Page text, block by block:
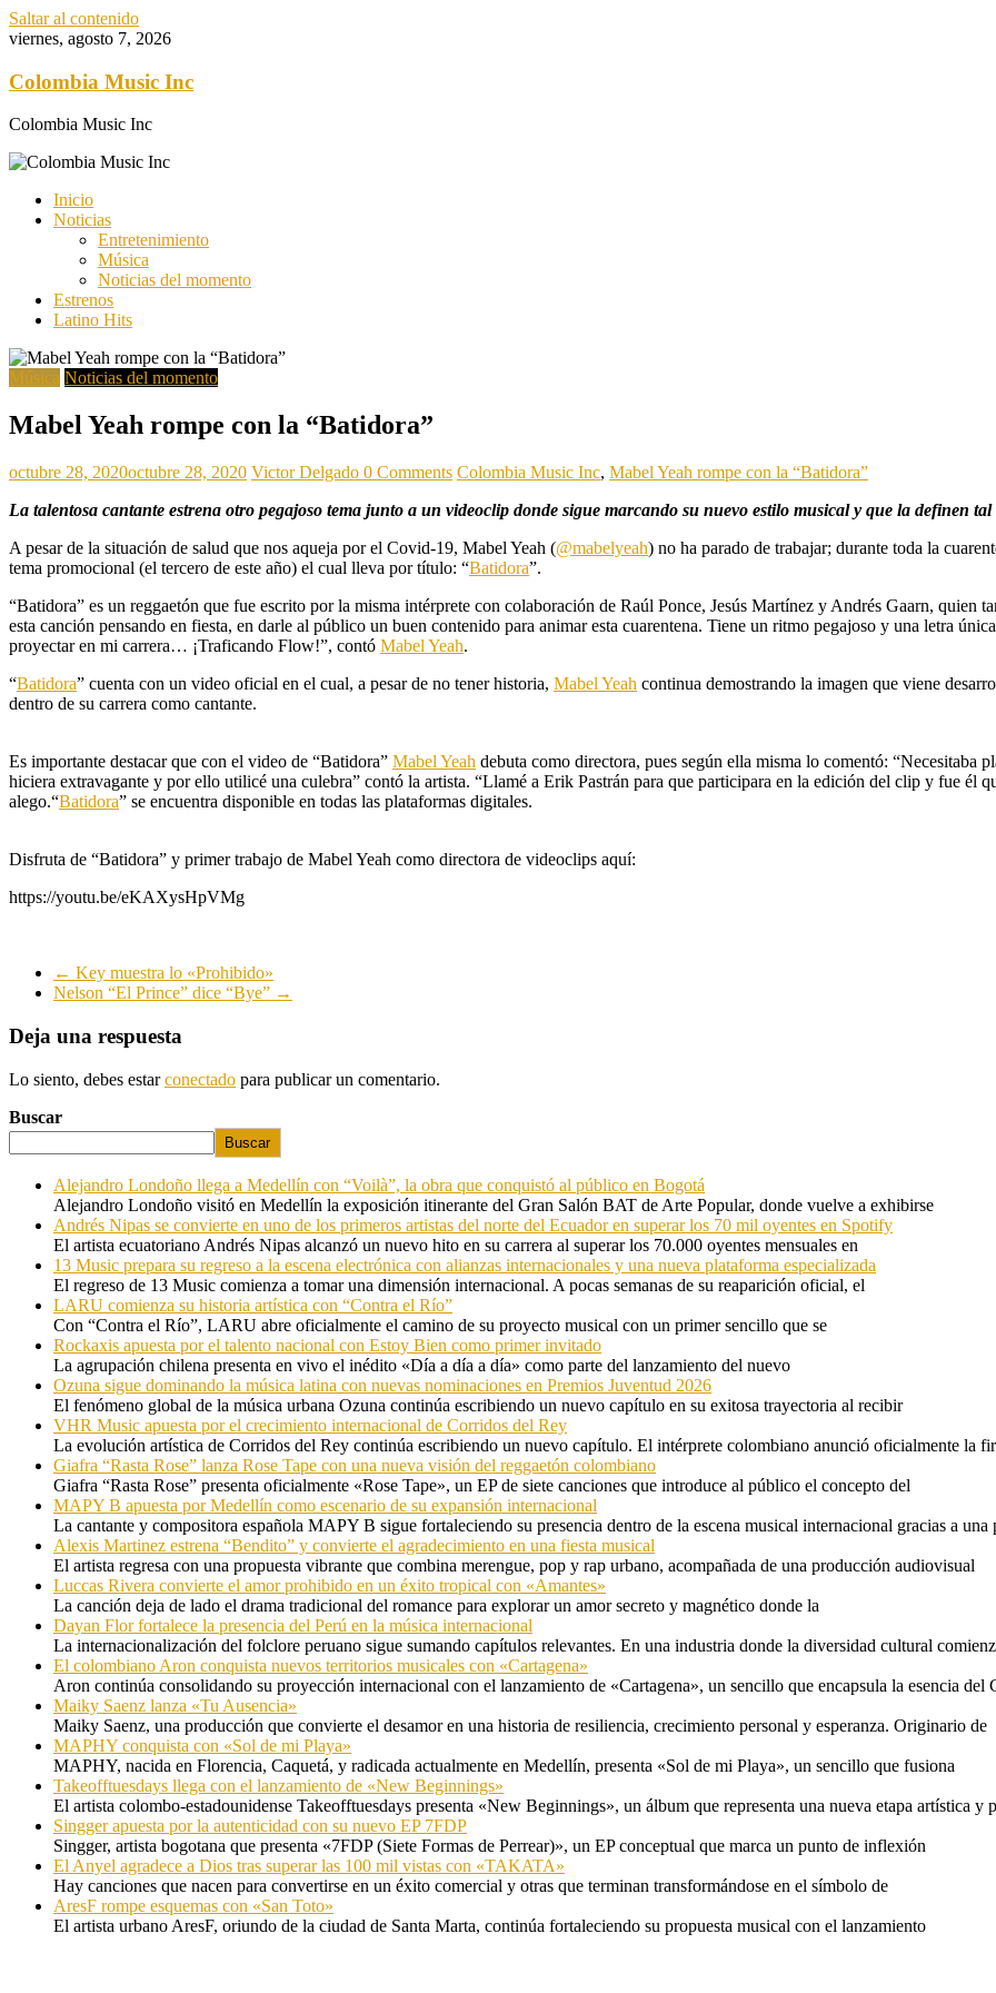
Saltar al contenido
viernes, agosto 7, 2026
Colombia Music Inc
Colombia Music Inc
Inicio
Noticias
Entretenimiento
Música
Noticias del momento
Estrenos
Latino Hits
Música Noticias del momento
Mabel Yeah rompe con la “Batidora”
octubre 28, 2020octubre 28, 2020 Victor Delgado 0 Comments Colombia Music Inc, Mabel Yeah rompe con la “Batidora”
La talentosa cantante estrena otro pegajoso tema junto a un videoclip donde sigue marcando su nuevo estilo musical y que la definen tal
A pesar de la situación de salud que nos aqueja por el Covid-19, Mabel Yeah (@mabelyeah) no ha parado de trabajar; durante toda la
tema promocional (el tercero de este año) el cual lleva por título: “Batidora”.
“Batidora” es un reggaetón que fue escrito por la misma intérprete con colaboración de Raúl Ponce, Jesús Martínez y Andrés Gaarn,
esta canción pensando en fiesta, en darle al público un buen contenido para animar esta cuarentena. Tiene un ritmo pegajoso y una letra
proyectar en mi carrera… ¡Traficando Flow!”, contó Mabel Yeah.
“Batidora” cuenta con un video oficial en el cual, a pesar de no tener historia, Mabel Yeah continua demostrando la imagen que viene
dentro de su carrera como cantante.
Es importante destacar que con el video de “Batidora” Mabel Yeah debuta como directora, pues según ella misma lo comentó:
hiciera extravagante y por ello utilicé una culebra” contó la artista. “Llamé a Erik Pastrán para que participara en la edición del clip y fue él
alego.“Batidora” se encuentra disponible en todas las plataformas digitales.
Disfruta de “Batidora” y primer trabajo de Mabel Yeah como directora de videoclips aquí:
https://youtu.be/eKAXysHpVMg
← Key muestra lo «Prohibido»
Nelson “El Prince” dice “Bye” →
Deja una respuesta
Lo siento, debes estarconectado para publicar un comentario.
Buscar
Buscar
Alejandro Londoño llega a Medellín con “Voilà”, la obra que conquistó al público en Bogotá
Alejandro Londoño visitó en Medellín la exposición itinerante del Gran Salón BAT de Arte Popular, donde vuelve a exhibirse
Andrés Nipas se convierte en uno de los primeros artistas del norte del Ecuador en superar los 70 mil oyentes en Spotify
El artista ecuatoriano Andrés Nipas alcanzó un nuevo hito en su carrera al superar los 70.000 oyentes mensuales en
13 Music prepara su regreso a la escena electrónica con alianzas internacionales y una nueva plataforma especializada
El regreso de 13 Music comienza a tomar una dimensión internacional. A pocas semanas de su reaparición oficial, el
LARU comienza su historia artística con “Contra el Río”
Con “Contra el Río”, LARU abre oficialmente el camino de su proyecto musical con un primer sencillo que se
Rockaxis apuesta por el talento nacional con Estoy Bien como primer invitado
La agrupación chilena presenta en vivo el inédito «Día a día a día» como parte del lanzamiento del nuevo
Ozuna sigue dominando la música latina con nuevas nominaciones en Premios Juventud 2026
El fenómeno global de la música urbana Ozuna continúa escribiendo un nuevo capítulo en su exitosa trayectoria al recibir
VHR Music apuesta por el crecimiento internacional de Corridos del Rey
La evolución artística de Corridos del Rey continúa escribiendo un nuevo capítulo. El intérprete colombiano anunció oficialmente la
Giafra “Rasta Rose” lanza Rose Tape con una nueva visión del reggaetón colombiano
Giafra “Rasta Rose” presenta oficialmente «Rose Tape», un EP de siete canciones que introduce al público el concepto del
MAPY B apuesta por Medellín como escenario de su expansión internacional
La cantante y compositora española MAPY B sigue fortaleciendo su presencia dentro de la escena musical internacional gracias a una
Alexis Martinez estrena “Bendito” y convierte el agradecimiento en una fiesta musical
El artista regresa con una propuesta vibrante que combina merengue, pop y rap urbano, acompañada de una producción audiovisual
Luccas Rivera convierte el amor prohibido en un éxito tropical con «Amantes»
La canción deja de lado el drama tradicional del romance para explorar un amor secreto y magnético donde la
Dayan Flor fortalece la presencia del Perú en la música internacional
La internacionalización del folclore peruano sigue sumando capítulos relevantes. En una industria donde la diversidad cultural
El colombiano Aron conquista nuevos territorios musicales con «Cartagena»
Aron continúa consolidando su proyección internacional con el lanzamiento de «Cartagena», un sencillo que encapsula la esencia del
Maiky Saenz lanza «Tu Ausencia»
Maiky Saenz, una producción que convierte el desamor en una historia de resiliencia, crecimiento personal y esperanza. Originario de
MAPHY conquista con «Sol de mi Playa»
MAPHY, nacida en Florencia, Caquetá, y radicada actualmente en Medellín, presenta «Sol de mi Playa», un sencillo que fusiona
Takeofftuesdays llega con el lanzamiento de «New Beginnings»
El artista colombo-estadounidense Takeofftuesdays presenta «New Beginnings», un álbum que representa una nueva etapa artística y
Singger apuesta por la autenticidad con su nuevo EP 7FDP
Singger, artista bogotana que presenta «7FDP (Siete Formas de Perrear)», un EP conceptual que marca un punto de inflexión
El Anyel agradece a Dios tras superar las 100 mil vistas con «TAKATA»
Hay canciones que nacen para convertirse en un éxito comercial y otras que terminan transformándose en el símbolo de
AresF rompe esquemas con «San Toto»
El artista urbano AresF, oriundo de la ciudad de Santa Marta, continúa fortaleciendo su propuesta musical con el lanzamiento